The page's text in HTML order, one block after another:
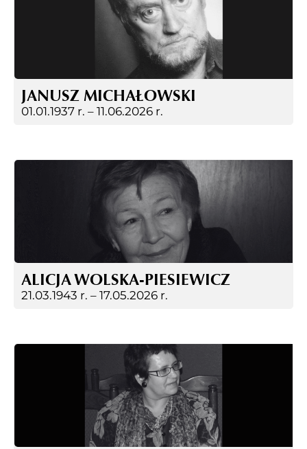
JANUSZ MICHAŁOWSKI
01.01.1937 r. – 11.06.2026 r.
ALICJA WOLSKA-PIESIEWICZ
21.03.1943 r. – 17.05.2026 r.